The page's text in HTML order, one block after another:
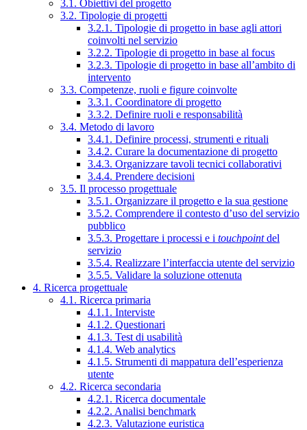
3.1. Obiettivi del progetto
3.2. Tipologie di progetti
3.2.1. Tipologie di progetto in base agli attori
coinvolti nel servizio
3.2.2. Tipologie di progetto in base al focus
3.2.3. Tipologie di progetto in base all’ambito di
intervento
3.3. Competenze, ruoli e figure coinvolte
3.3.1. Coordinatore di progetto
3.3.2. Definire ruoli e responsabilità
3.4. Metodo di lavoro
3.4.1. Definire processi, strumenti e rituali
3.4.2. Curare la documentazione di progetto
3.4.3. Organizzare tavoli tecnici collaborativi
3.4.4. Prendere decisioni
3.5. Il processo progettuale
3.5.1. Organizzare il progetto e la sua gestione
3.5.2. Comprendere il contesto d’uso del servizio
pubblico
3.5.3. Progettare i processi e i touchpointdel
servizio
3.5.4. Realizzare l’interfaccia utente del servizio
3.5.5. Validare la soluzione ottenuta
4. Ricerca progettuale
4.1. Ricerca primaria
4.1.1. Interviste
4.1.2. Questionari
4.1.3. Test di usabilità
4.1.4. Web analytics
4.1.5. Strumenti di mappatura dell’esperienza
utente
4.2. Ricerca secondaria
4.2.1. Ricerca documentale
4.2.2. Analisi benchmark
4.2.3. Valutazione euristica